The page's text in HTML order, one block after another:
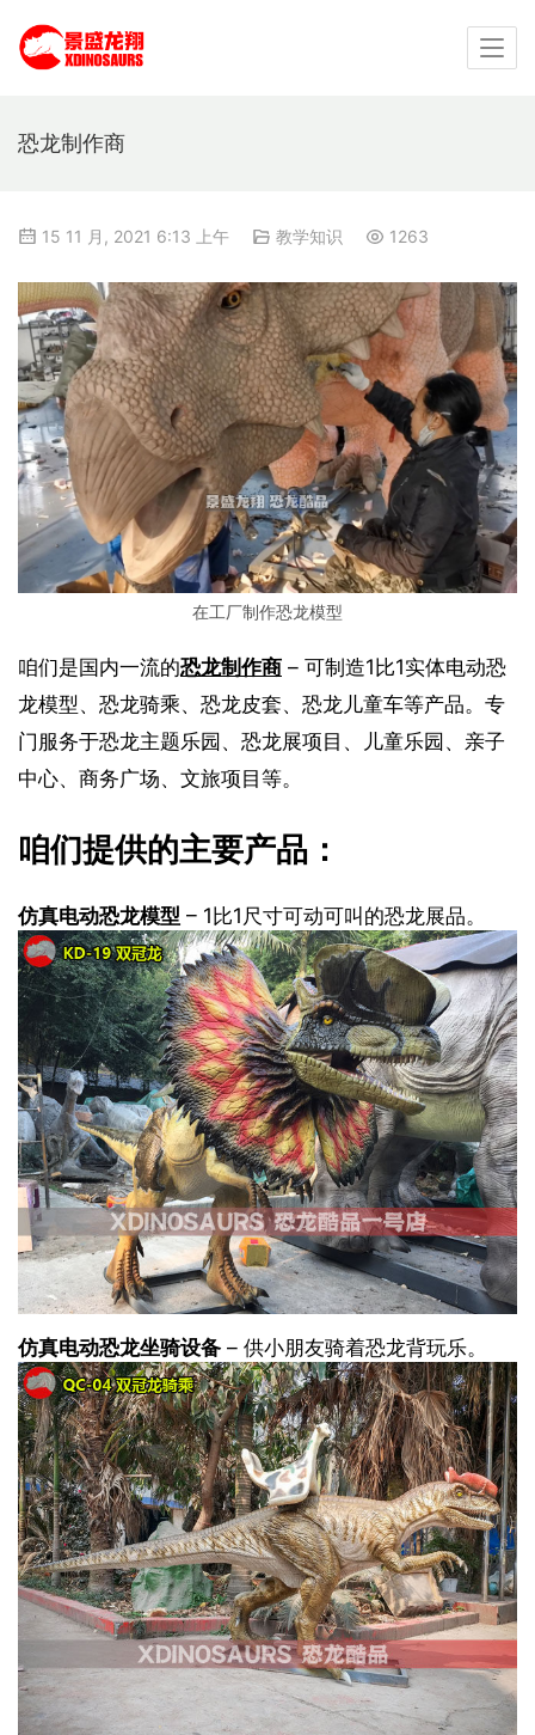
恐龙制作商
15 11 月, 2021 6:13 上午 教学知识 1263
在工厂制作恐龙模型
咱们是国内一流的恐龙制作商 – 可制造1比1实体电动恐
龙模型、恐龙骑乘、恐龙皮套、恐龙儿童车等产品。专
门服务于恐龙主题乐园、恐龙展项目、儿童乐园、亲子
中心、商务广场、文旅项目等。
咱们提供的主要产品：
仿真电动恐龙模型 – 1比1尺寸可动可叫的恐龙展品。
仿真电动恐龙坐骑设备 – 供小朋友骑着恐龙背玩乐。